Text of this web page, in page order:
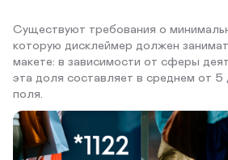
Существуют требования о
которую дисклеймер должен
макете: в зависимости от сферы
эта доля составляет в среднем от 5
поля.